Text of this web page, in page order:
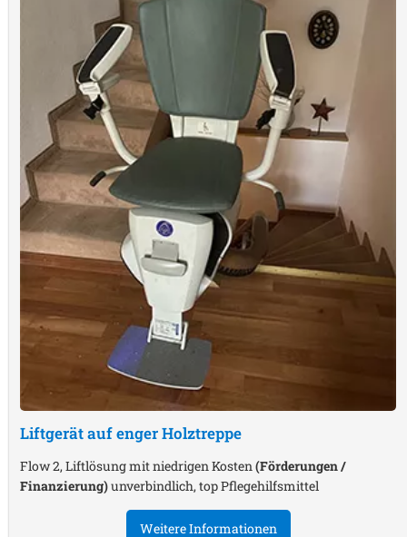
Liftgerät auf enger Holztreppe
Flow 2, Liftlösung mit niedrigen Kosten (Förderungen /
Finanzierung)unverbindlich, top Pflegehilfsmittel
Weitere Informationen